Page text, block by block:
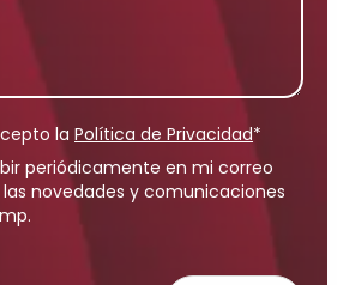
la Política de Privacidad*
periódicamente en mi correo
novedades y comunicaciones